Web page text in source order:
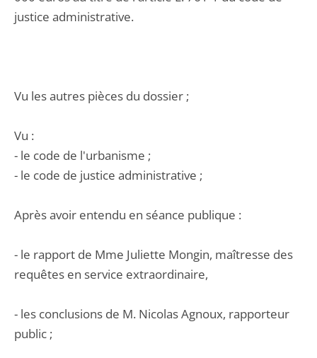
justice administrative.
Vu les autres pièces du dossier ;
Vu :
- le code de l'urbanisme ;
- le code de justice administrative ;
Après avoir entendu en séance publique :
- le rapport de Mme Juliette Mongin, maîtresse des
requêtes en service extraordinaire,
- les conclusions de M. Nicolas Agnoux, rapporteur
public ;